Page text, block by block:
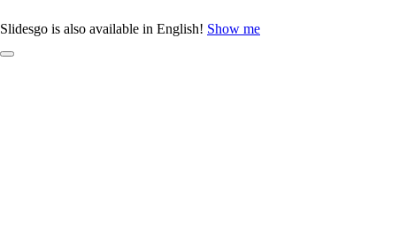
Slidesgo is also available in English! Show me